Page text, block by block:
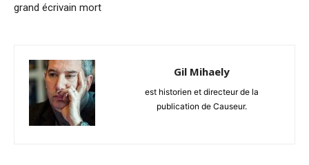
grand écrivain mort
Gil Mihaely
est historien et directeur de la
publication de Causeur.